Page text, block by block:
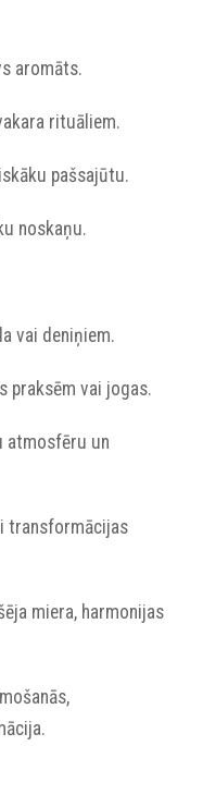
aromāts.
rituāliem.
pašsajūtu.
noskaņu.
vai deniņiem.
praksēm vai jogas.
atmosfēru un
transformācijas
miera, harmonijas